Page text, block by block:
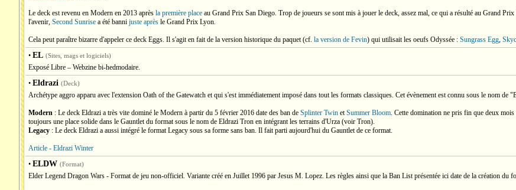
Le deck est revenu en Modern en 2013 après la première place au Grand Prix San Diego. Trop de joueurs se sont mis à jouer le deck, assez mal, ce qui a résulté au Grand
l'avenir, Second Sunrise a été banni juste après le Grand Prix Lyon.
Cela peut paraître bizarre d'appeler ce deck Eggs. Il s'agit en fait de la version historique du paquet (cf. la version de Fevin) qui utilisait les oeufs Odyssée : Sungrass Egg,
• EL (Sites, mags et logiciels)
Exposé Libre – Webzine bi-hedmodaire.
• Eldrazi (Deck)
Archétype aggro apparu avec l'extension Oath of the Gatewatch et qui s'est immédiatement imposé dans tout les formats classiques. Cet évènement est connu sous le nom
Modern : Le deck Eldrazi a très vite dominé le Modern à partir du 5 février 2016 date des ban de Splinter Twin etSummer Bloom. Cette domination ne pris fin que deux mois
toujours une place solide dans le Gauntlet du format sous le nom de Eldrazi Tron en intégrant les terrains d'Urza (voir Tron).
Legacy : Le deck Eldrazi a aussi intégré le format Legacy sous sa forme sans ban. Il fait parti aujourd'hui du Gauntlet de ce format.
Article - Eldrazi Winter
• ELDW (Format)
Elder Legend Dragon Wars - Format de jeu non-officiel. Variante créé en Juillet 1996 par Jesus M. Lopez. Les règles ainsi que la Ban List présentée ici date de la création du